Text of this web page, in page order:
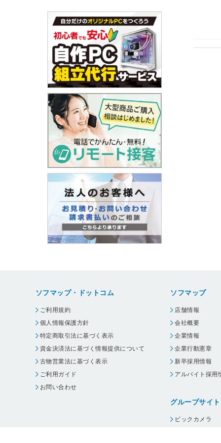
ソフマップ・ドットコム
ご利用規約
個人情報保護方針
特定商取引法に基づく表示
資金決済法に基づく情報提供について
古物営業法に基づく表示
ご利用ガイド
お問い合わせ
ソフマップ
店舗情報
会社概要
企業情報
企業行動憲章
新卒採用情報
アルバイト採用
グループサイト
ビックカメラ